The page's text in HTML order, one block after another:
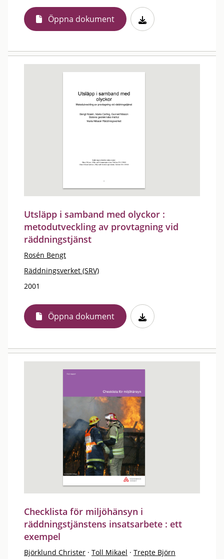
Öppna dokument
Utsläpp i samband med olyckor :
metodutveckling av provtagning vid
räddningstjänst
Rosén Bengt
Räddningsverket (SRV)
2001
Öppna dokument
Checklista för miljöhänsyn i
räddningstjänstens insatsarbete : ett
exempel
Björklund Christer · Toll Mikael · Trepte Björn